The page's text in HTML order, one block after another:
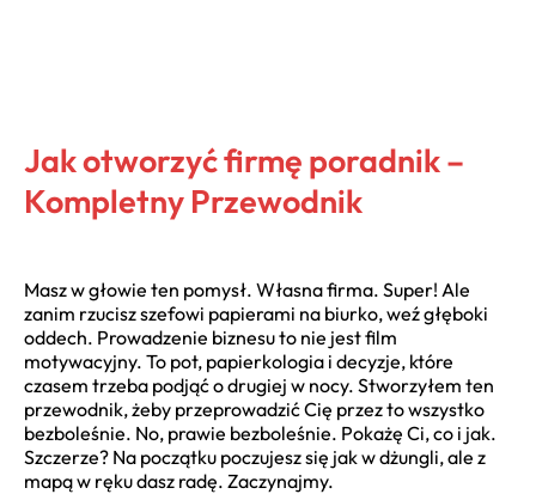
Jak otworzyć firmę poradnik –
Kompletny Przewodnik
Masz w głowie ten pomysł. Własna firma. Super! Ale
zanim rzucisz szefowi papierami na biurko, weź głęboki
oddech. Prowadzenie biznesu to nie jest film
motywacyjny. To pot, papierkologia i decyzje, które
czasem trzeba podjąć o drugiej w nocy. Stworzyłem ten
przewodnik, żeby przeprowadzić Cię przez to wszystko
bezboleśnie. No, prawie bezboleśnie. Pokażę Ci, co i jak.
Szczerze? Na początku poczujesz się jak w dżungli, ale z
mapą w ręku dasz radę. Zaczynajmy.